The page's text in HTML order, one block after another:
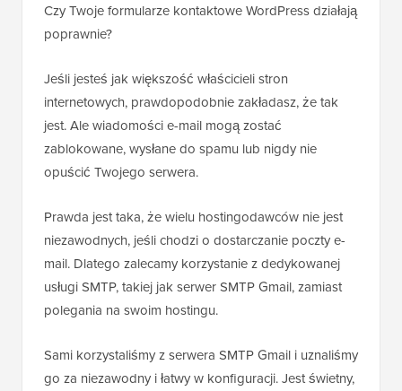
Czy Twoje formularze kontaktowe WordPress działają
poprawnie?
Jeśli jesteś jak większość właścicieli stron
internetowych, prawdopodobnie zakładasz, że tak
jest. Ale wiadomości e-mail mogą zostać
zablokowane, wysłane do spamu lub nigdy nie
opuścić Twojego serwera.
Prawda jest taka, że wielu hostingodawców nie jest
niezawodnych, jeśli chodzi o dostarczanie poczty e-
mail. Dlatego zalecamy korzystanie z dedykowanej
usługi SMTP, takiej jak serwer SMTP Gmail, zamiast
polegania na swoim hostingu.
Sami korzystaliśmy z serwera SMTP Gmail i uznaliśmy
go za niezawodny i łatwy w konfiguracji. Jest świetny,